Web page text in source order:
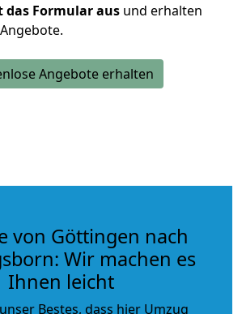
das Formular aus und erhalten
Angebote erhalten
von Göttingen nach
Wir machen es
Ihnen leicht
Bestes, dass hier Umzug